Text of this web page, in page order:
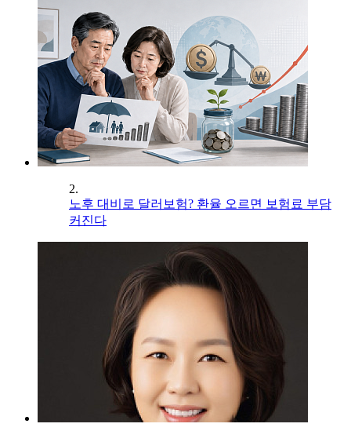
2.
노후 대비로 달러보험? 환율 오르면 보험료 부담
커진다